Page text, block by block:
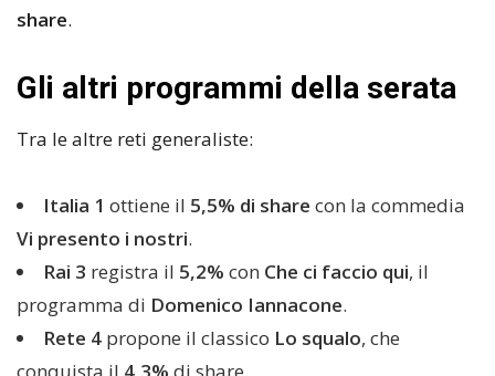
share.
Gli altri programmi della serata
Tra le altre reti generaliste:
Italia 1 ottiene il 5,5% di share con la commedia
Vi presento i nostri.
Rai 3 registra il 5,2% con Che ci faccio qui, il
programma di Domenico Iannacone.
Rete 4 propone il classico Lo squalo, che
conquista il 4,3% di share.